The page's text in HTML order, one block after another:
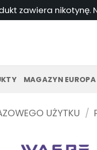
zawiera
MAGAZYN EUROPA
UŻYTKU /